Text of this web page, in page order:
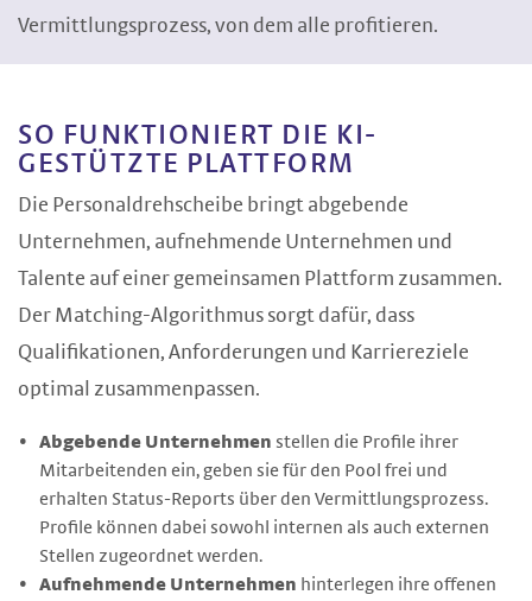
Vermittlungsprozess, von dem alle profitieren.
SO FUNKTIONIERT DIE KI-
GESTÜTZTE PLATTFORM
Die Personaldrehscheibe bringt abgebende
Unternehmen, aufnehmende Unternehmen und
Talente auf einer gemeinsamen Plattform zusammen.
Der Matching-Algorithmus sorgt dafür, dass
Qualifikationen, Anforderungen und Karriereziele
optimal zusammenpassen.
Abgebende Unternehmen stellen die Profile ihrer
Mitarbeitenden ein, geben sie für den Pool frei und
erhalten Status-Reports über den Vermittlungsprozess.
Profile können dabei sowohl internen als auch externen
Stellen zugeordnet werden.
Aufnehmende Unternehmen hinterlegen ihre offenen